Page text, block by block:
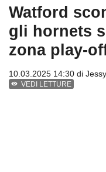
Watford
gli hornets
zona play-
10.03.2025 14:30 di
VEDI LETTURE